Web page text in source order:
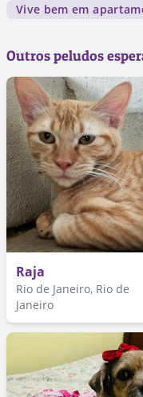
Vive bem em
Outros peludos
Raja
Rio de Janeiro, Rio de
Janeiro